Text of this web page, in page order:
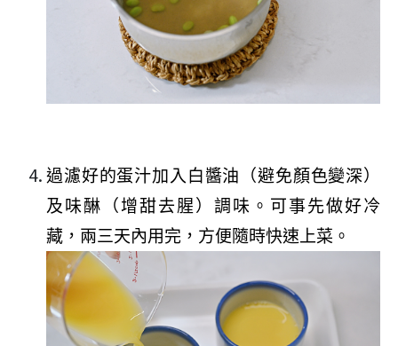
過濾好的蛋汁加入白醬油（避免顏色變深）
及味醂（增甜去腥）調味。可事先做好冷
藏，兩三天內用完，方便隨時快速上菜。